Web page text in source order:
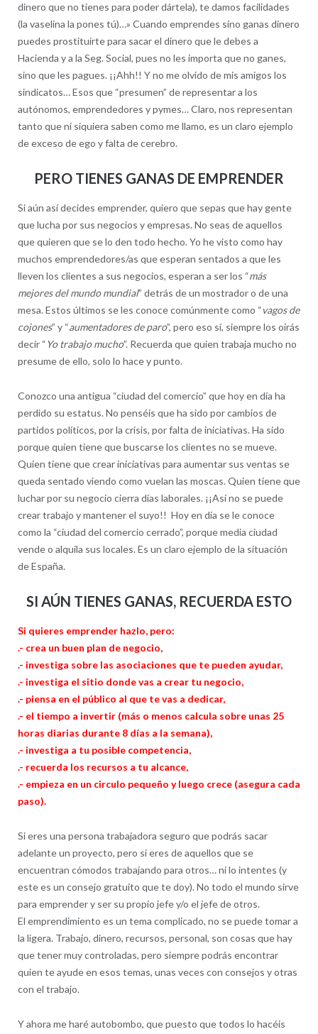
dinero que no tienes para poder dártela), te damos facilidades
(la vaselina la pones tú)…» Cuando emprendes sino ganas dinero
puedes prostituirte para sacar el dinero que le debes a
Hacienda y a la Seg. Social, pues no les importa que no ganes,
sino que les pagues. ¡¡Ahh!! Y no me olvido de mis amigos los
sindicatos… Esos que “presumen” de representar a los
autónomos, emprendedores y pymes… Claro, nos representan
tanto que ni siquiera saben como me llamo, es un claro ejemplo
de exceso de ego y falta de cerebro.
PERO TIENES GANAS DE EMPRENDER
Si aún así decides emprender, quiero que sepas que hay gente
que lucha por sus negocios y empresas. No seas de aquellos
que quieren que se lo den todo hecho. Yo he visto como hay
muchos emprendedores/as que esperan sentados a que les
lleven los clientes a sus negocios, esperan a ser los “más
mejores del mundo mundial” detrás de un mostrador o de una
mesa. Estos últimos se les conoce comúnmente como “vagos de
cojones” y “aumentadores de paro”, pero eso sí, siempre los oirás
decir “Yo trabajo mucho”. Recuerda que quien trabaja mucho no
presume de ello, solo lo hace y punto.
Conozco una antigua “ciudad del comercio” que hoy en día ha
perdido su estatus. No penséis que ha sido por cambios de
partidos políticos, por la crisis, por falta de iniciativas. Ha sido
porque quien tiene que buscarse los clientes no se mueve.
Quien tiene que crear iniciativas para aumentar sus ventas se
queda sentado viendo como vuelan las moscas. Quien tiene que
luchar por su negocio cierra días laborales. ¡¡Así no se puede
crear trabajo y mantener el suyo!! Hoy en día se le conoce
como la “ciudad del comercio cerrado”, porque media ciudad
vende o alquila sus locales. Es un claro ejemplo de la situación
de España.
SI AÚN TIENES GANAS, RECUERDA ESTO
Si quieres emprender hazlo, pero:
.- crea un buen plan de negocio,
.- investiga sobre las asociaciones que te pueden ayudar,
.- investiga el sitio donde vas a crear tu negocio,
.- piensa en el público al que te vas a dedicar,
.- el tiempo a invertir (más o menos calcula sobre unas 25
horas diarias durante 8 días a la semana),
.- investiga a tu posible competencia,
.- recuerda los recursos a tu alcance,
.- empieza en un circulo pequeño y luego crece (asegura cada
paso).
Si eres una persona trabajadora seguro que podrás sacar
adelante un proyecto, pero si eres de aquellos que se
encuentran cómodos trabajando para otros… ni lo intentes (y
este es un consejo gratuito que te doy). No todo el mundo sirve
para emprender y ser su propio jefe y/o el jefe de otros.
El emprendimiento es un tema complicado, no se puede tomar a
la ligera. Trabajo, dinero, recursos, personal, son cosas que hay
que tener muy controladas, pero siempre podrás encontrar
quien te ayude en esos temas, unas veces con consejos y otras
con el trabajo.
Y ahora me haré autobombo, que puesto que todos lo hacéis